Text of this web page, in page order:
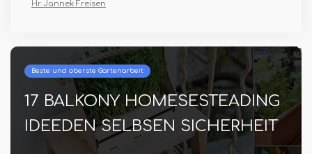
Hr. Jannek Freisen
Beste und oberste Gartenarbeit
17 BALKONY HOMESESTEADING
IDEEDEN SELBSEN SICHERHEIT